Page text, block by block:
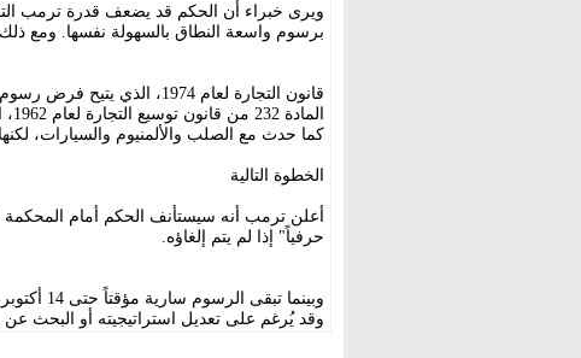
ويرى خبراء أن الحكم قد يضعف قدرة ترمب
برسوم واسعة النطاق بالسهولة نفسها. ومع
قانون التجارة لعام 1974، الذي يتيح فرض رسوم تصل إلى 15% ولمدة لا تتجاوز 150 يوماً.
كما حدث مع الصلب والألمنيوم والسيارات،
الخطوة التالية
أعلن ترمب أنه سيستأنف الحكم أمام المحكمة
حرفياً" إذا لم يتم إلغاؤه.
وبينما
وقد يُرغم على تعديل استراتيجيته أو البحث عن